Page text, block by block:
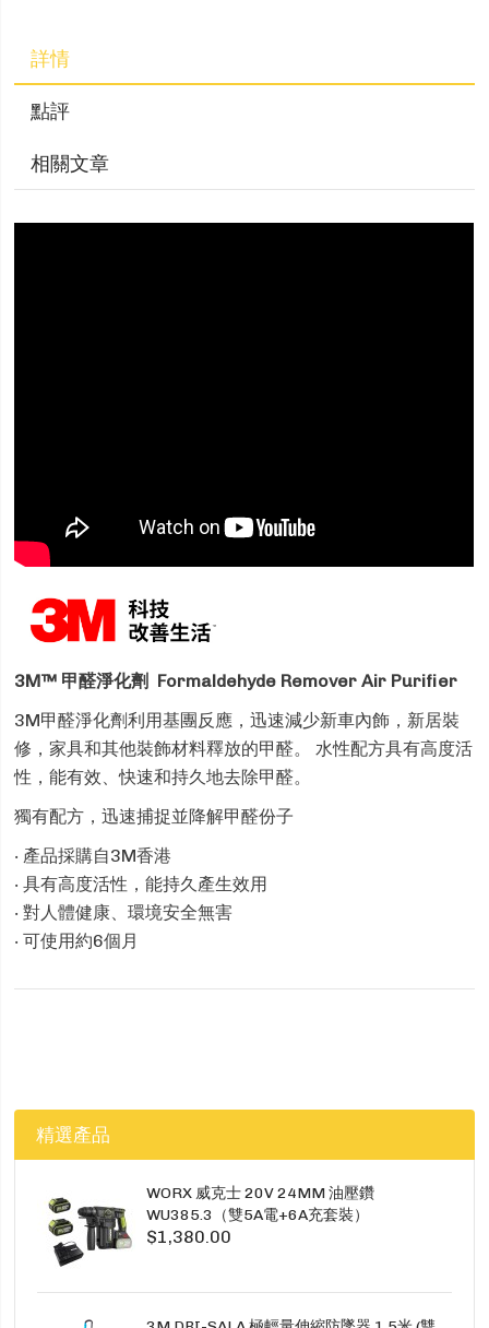
詳情
點評
相關文章
3M™ 甲醛淨化劑 Formaldehyde Remover Air Purifier
3M甲醛淨化劑利用基團反應，迅速減少新車內飾，新居裝
修，家具和其他裝飾材料釋放的甲醛。 水性配方具有高度活
性，能有效、快速和持久地去除甲醛。
獨有配方，迅速捕捉並降解甲醛份子
‧ 產品採購自3M香港
‧ 具有高度活性，能持久產生效用
‧ 對人體健康、環境安全無害
‧ 可使用約6個月
精選產品
WORX 威克士 20V 24MM 油壓鑽
WU385.3（雙5A電+6A充套裝）
$1,380.00